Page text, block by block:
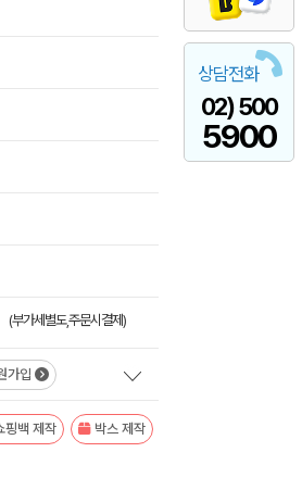
상담전화
02) 500
5900
(부가세별도,주문시결제)
가입
핑백 제작 박스 제작